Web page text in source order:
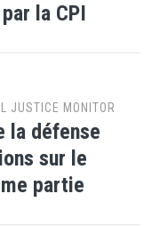
la CPI
JUSTICE MONITOR
la défense
sur le
partie